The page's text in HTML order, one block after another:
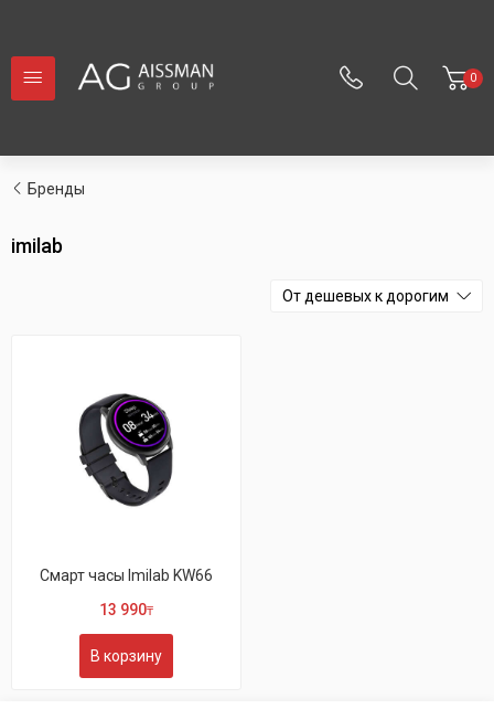
0
Бренды
imilab
От дешевых к дорогим
Смарт часы Imilab KW66
13 990₸
В корзину